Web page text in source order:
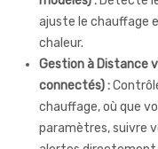
ajuste le chauffage
chaleur.
Gestion à Distance
connectés) :
chauffage, où que
paramètres, suivre